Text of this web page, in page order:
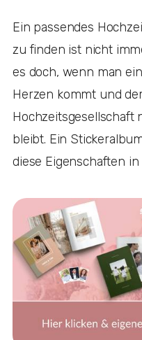
Ein passendes
zu finden ist nicht
es doch, wenn man
Herzen kommt und
Hochzeitsgesellschaft
bleibt. Ein
diese Eigenschaften in